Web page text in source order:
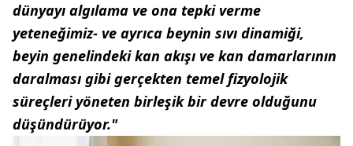
dünyayı algılama ve ona tepki verme
yeteneğimiz- ve ayrıca beynin sıvı dinamiği,
beyin genelindeki kan akışı ve kan damarlarının
daralması gibi gerçekten temel fizyolojik
süreçleri yöneten birleşik bir devre olduğunu
düşündürüyor."